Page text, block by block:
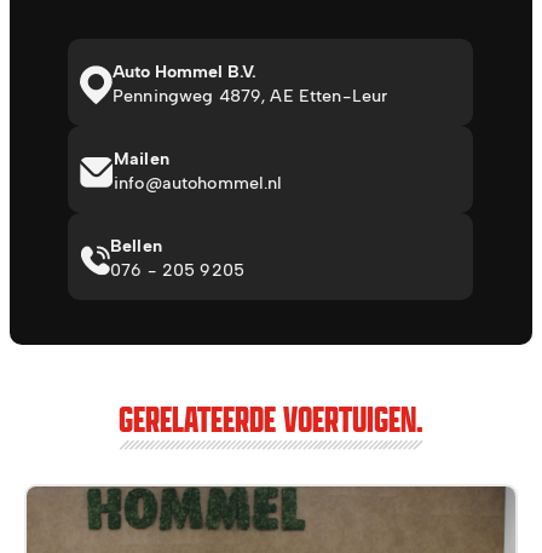
Auto Hommel B.V.
Penningweg 4879, AE Etten-Leur
Mailen
info@autohommel.nl
Bellen
076 - 205 9205
GERELATEERDE VOERTUIGEN.